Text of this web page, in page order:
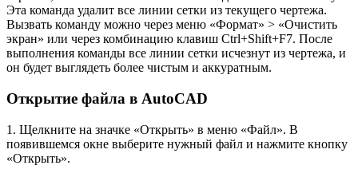
Эта команда удалит все линии сетки из текущего чертежа.
Вызвать команду можно через меню «Формат» > «Очистить
экран» или через комбинацию клавиш Ctrl+Shift+F7. После
выполнения команды все линии сетки исчезнут из чертежа, и
он будет выглядеть более чистым и аккуратным.
Открытие файла в AutoCAD
1. Щелкните на значке «Открыть» в меню «Файл». В
появившемся окне выберите нужный файл и нажмите кнопку
«Открыть».